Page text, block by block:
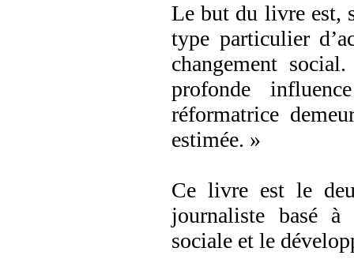
Le but du livre est,
type particulier
changement
profonde
réformatrice
estimée. »
Ce livre est le
journaliste basé à
sociale et le